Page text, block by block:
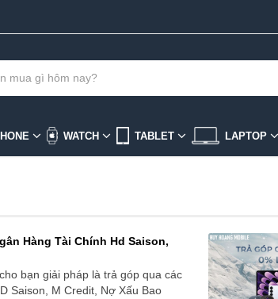
WATCH TABLET LAPTOP
Hàng Tài Chính Hd Saison,
bạn giải pháp là trả góp qua các
Saison, M Credit, Nợ Xấu Bao